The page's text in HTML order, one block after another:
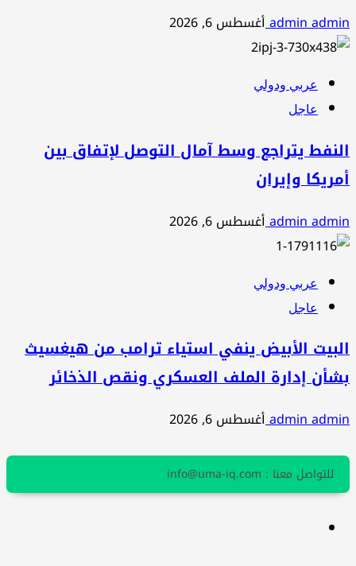
admin adminأغسطس 6, 2026
عربي ودولي
عاجل
النفط يتراجع وسط آمال التوصل لإتفاق بين
أمريكا وإيران
admin adminأغسطس 6, 2026
عربي ودولي
عاجل
البيت الأبيض ينفي استياء ترامب من هيغسيث
بشأن إدارة الملف العسكري ونقص الذخائر
admin adminأغسطس 6, 2026
للتواصل معنا : info@uma-iq.com